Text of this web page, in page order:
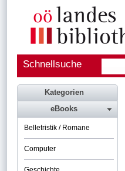
Schnellsuche
Kategorien
eBooks
Belletristik / Romane
Computer